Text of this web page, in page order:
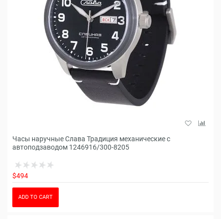
Часы наручные Слава Традиция механические с
автоподзаводом 1246916/300-8205
$494
ADD TO CART